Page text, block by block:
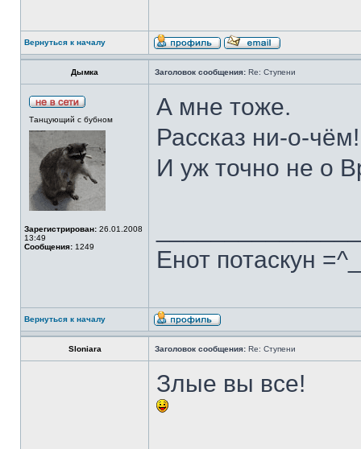
Вернуться к началу
Дымка Заголовок сообщения: Re: Ступени
Танцующий с бубном
Зарегистрирован: 26.01.2008
13:49
Сообщения: 1249
А мне тоже.
Рассказ ни-о-чём!
И уж точно не о
Енот потаскун
Вернуться к началу
Sloniara Заголовок сообщения: Re: Ступени
Злые вы все!